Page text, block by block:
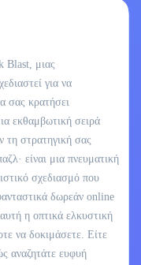
Blast, μιας
για να
σας κρατήσει
εκθαμβωτική σειρά
τη στρατηγική σας
είναι μια πνευματική
σχεδιασμό που
δωρεάν online
η οπτικά ελκυστική
να δοκιμάσετε. Είτε
αναζητάτε ευφυή